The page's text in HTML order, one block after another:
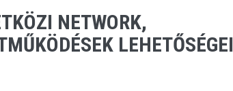
NETWORK,
LEHETŐSÉGEI